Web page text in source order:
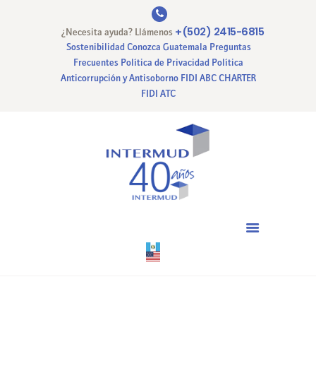
¿Necesita ayuda? Llámenos +(502) 2415-6815
Sostenibilidad Conozca Guatemala Preguntas
Frecuentes Política de Privacidad Política
Anticorrupción y Antisoborno FIDI ABC CHARTER
FIDI ATC
CERTIFICACIONES
PAGO EN LINEA